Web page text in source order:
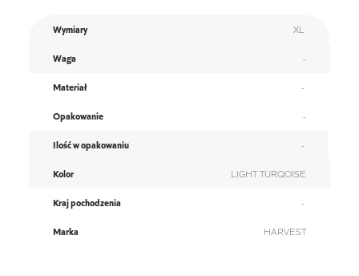
Wymiary XL
Waga -
Materiał -
Opakowanie -
Ilość w opakowaniu -
Kolor LIGHT TURQOISE
Kraj pochodzenia -
Marka HARVEST